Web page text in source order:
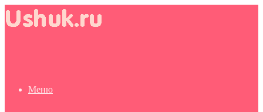
Меню